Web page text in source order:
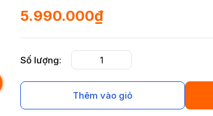
5.990.000₫
Số lượng:
Thêm vào giỏ